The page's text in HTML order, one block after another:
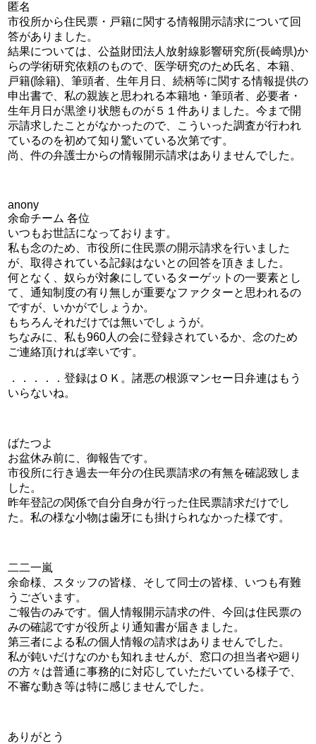
匿名
市役所から住民票・戸籍に関する情報開示請求について回
答がありました。
結果については、公益財団法人放射線影響研究所(長崎県)か
らの学術研究依頼のもので、医学研究のため氏名、本籍、
戸籍(除籍)、筆頭者、生年月日、続柄等に関する情報提供の
申出書で、私の親族と思われる本籍地・筆頭者、必要者・
生年月日が黒塗り状態ものが５１件ありました。今まで開
示請求したことがなかったので、こういった調査が行われ
ているのを初めて知り驚いている次第です。
尚、件の弁護士からの情報開示請求はありませんでした。
anony
余命チーム 各位
いつもお世話になっております。
私も念のため、市役所に住民票の開示請求を行いました
が、取得されている記録はないとの回答を頂きました。
何となく、奴らが対象にしているターゲットの一要素とし
て、通知制度の有り無しが重要なファクターと思われるの
ですが、いかがでしょうか。
もちろんそれだけでは無いでしょうが。
ちなみに、私も960人の会に登録されているか、念のため
ご連絡頂ければ幸いです。
．．．．．登録はＯＫ。諸悪の根源マンセー日弁連はもう
いらないね。
ばたつよ
お盆休み前に、御報告です。
市役所に行き過去一年分の住民票請求の有無を確認致しま
した。
昨年登記の関係で自分自身が行った住民票請求だけでし
た。私の様な小物は歯牙にも掛けられなかった様です。
二二一嵐
余命様、スタッフの皆様、そして同士の皆様、いつも有難
うございます。
ご報告のみです。個人情報開示請求の件、今回は住民票の
みの確認ですが役所より通知書が届きました。
第三者による私の個人情報の請求はありませんでした。
私が鈍いだけなのかも知れませんが、窓口の担当者や廻り
の方々は普通に事務的に対応していただいている様子で、
不審な動き等は特に感じませんでした。
ありがとう